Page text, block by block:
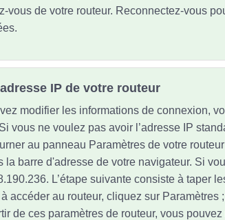
vous de votre routeur. Reconnectez-vous
IP de votre routeur
modifier les informations de connexion,
vous ne voulez pas avoir l’adresse IP
au panneau Paramètres de votre
la barre d'adresse de votre navigateur. Si
L’étape suivante consiste à taper
accéder au routeur, cliquez sur
de ces paramètres de routeur, vous